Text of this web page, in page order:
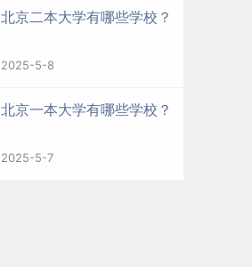
北京二本大学有哪些学校？
2025-5-8
北京一本大学有哪些学校？
2025-5-7